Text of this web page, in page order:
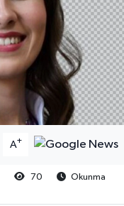
A+
70
Okunma